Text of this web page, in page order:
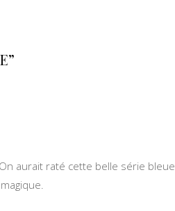
aurait raté cette belle série bleue